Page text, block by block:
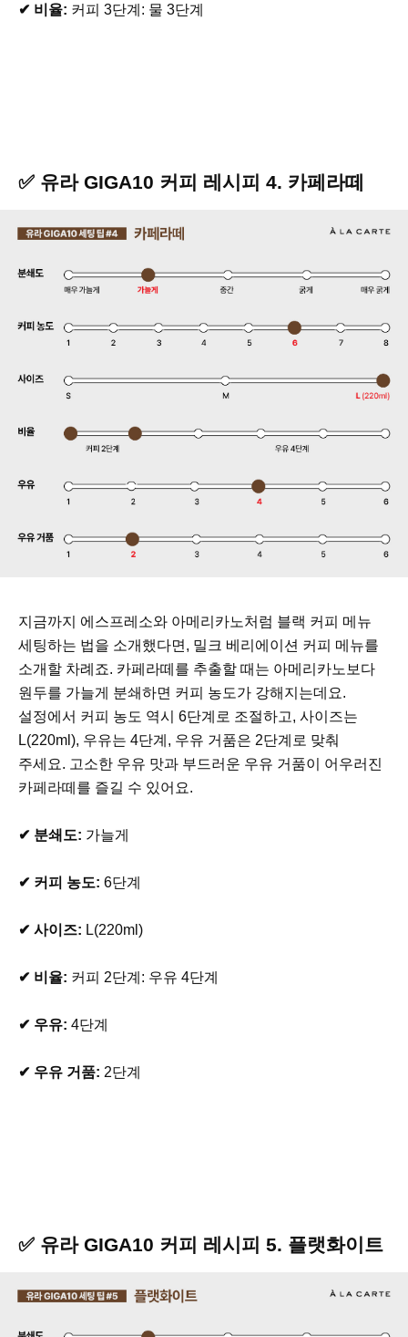
✔ 비율: 커피 3단계: 물 3단계
✅ 유라 GIGA10 커피 레시피 4. 카페라떼
지금까지 에스프레소와 아메리카노처럼 블랙 커피 메뉴
세팅하는 법을 소개했다면, 밀크 베리에이션 커피 메뉴를
소개할 차례죠. 카페라떼를 추출할 때는 아메리카노보다
원두를 가늘게 분쇄하면 커피 농도가 강해지는데요.
설정에서 커피 농도 역시 6단계로 조절하고, 사이즈는
L(220ml), 우유는 4단계, 우유 거품은 2단계로 맞춰
주세요. 고소한 우유 맛과 부드러운 우유 거품이 어우러진
카페라떼를 즐길 수 있어요.
✔ 분쇄도: 가늘게
✔ 커피 농도: 6단계
✔ 사이즈: L(220ml)
✔ 비율: 커피 2단계: 우유 4단계
✔ 우유: 4단계
✔ 우유 거품: 2단계
✅ 유라 GIGA10 커피 레시피 5. 플랫화이트